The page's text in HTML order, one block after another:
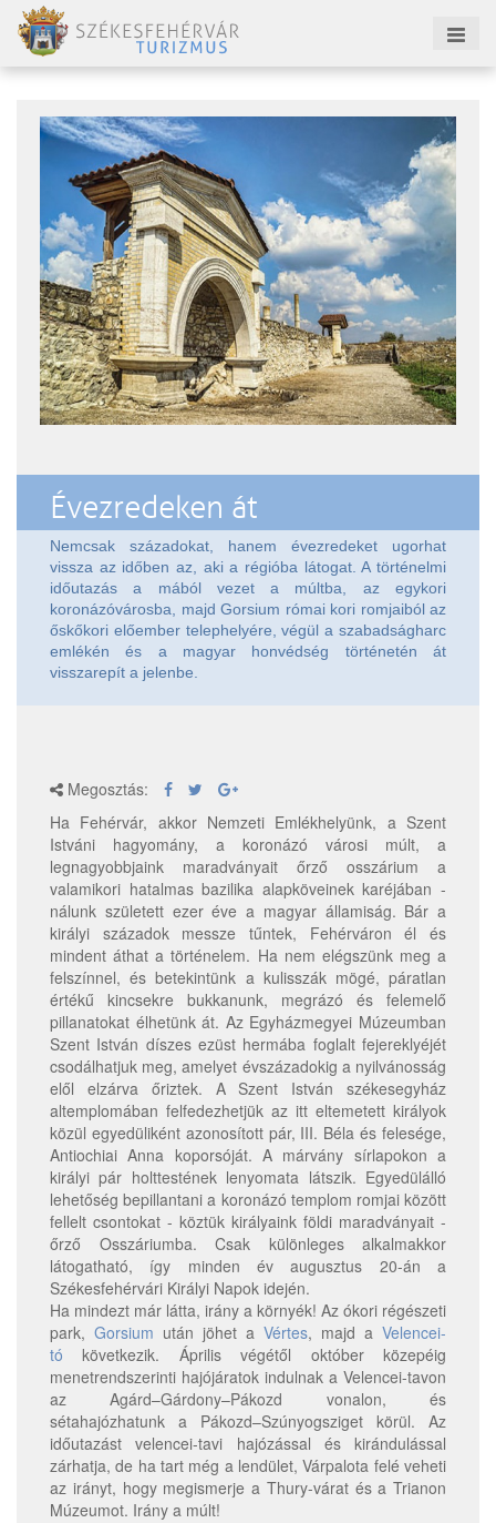
Évezredeken át
Nemcsak századokat, hanem évezredeket ugorhat
vissza az időben az, aki a régióba látogat. A történelmi
időutazás a mából vezet a múltba, az egykori
koronázóvárosba, majd Gorsium római kori romjaiból az
őskőkori előember telephelyére, végül a szabadságharc
emlékén és a magyar honvédség történetén át
visszarepít a jelenbe.
Megosztás:
Ha Fehérvár, akkor Nemzeti Emlékhelyünk, a Szent
Istváni hagyomány, a koronázó városi múlt, a
legnagyobbjaink maradványait őrző osszárium a
valamikori hatalmas bazilika alapköveinek karéjában -
nálunk született ezer éve a magyar államiság. Bár a
királyi századok messze tűntek, Fehérváron él és
mindent áthat a történelem. Ha nem elégszünk meg a
felszínnel, és betekintünk a kulisszák mögé, páratlan
értékű kincsekre bukkanunk, megrázó és felemelő
pillanatokat élhetünk át. Az Egyházmegyei Múzeumban
Szent István díszes ezüst hermába foglalt fejereklyéjét
csodálhatjuk meg, amelyet évszázadokig a nyilvánosság
elől elzárva őriztek. A Szent István székesegyház
altemplomában felfedezhetjük az itt eltemetett királyok
közül egyedüliként azonosított pár, III. Béla és felesége,
Antiochiai Anna koporsóját. A márvány sírlapokon a
királyi pár holttestének lenyomata látszik. Egyedülálló
lehetőség bepillantani a koronázó templom romjai között
fellelt csontokat - köztük királyaink földi maradványait -
őrző Osszáriumba. Csak különleges alkalmakkor
látogatható, így minden év augusztus 20-án a
Székesfehérvári Királyi Napok idején.
Ha mindezt már látta, irány a környék! Az ókori régészeti
park, Gorsium után jöhet a Vértes, majd a Velencei-
tó
következik. Április végétől október közepéig
menetrendszerinti hajójáratok indulnak a Velencei-tavon
az Agárd–Gárdony–Pákozd vonalon, és
sétahajózhatunk a Pákozd–Szúnyogsziget körül. Az
időutazást velencei-tavi hajózással és kirándulással
zárhatja, de ha tart még a lendület, Várpalota felé veheti
az irányt, hogy megismerje a Thury-várat és a Trianon
Múzeumot. Irány a múlt!